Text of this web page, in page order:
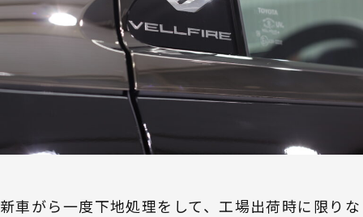
新車がら一度下地処理をして、工場出荷時に限りな